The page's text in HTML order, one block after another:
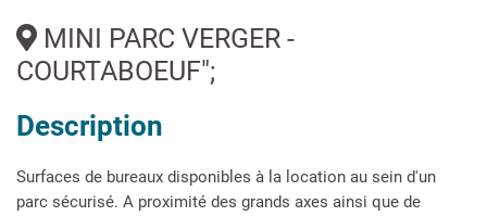
MINI PARC VERGER -
COURTABOEUF";
Description
Surfaces de bureaux disponibles à la location au sein d'un
parc sécurisé. A proximité des grands axes ainsi que de